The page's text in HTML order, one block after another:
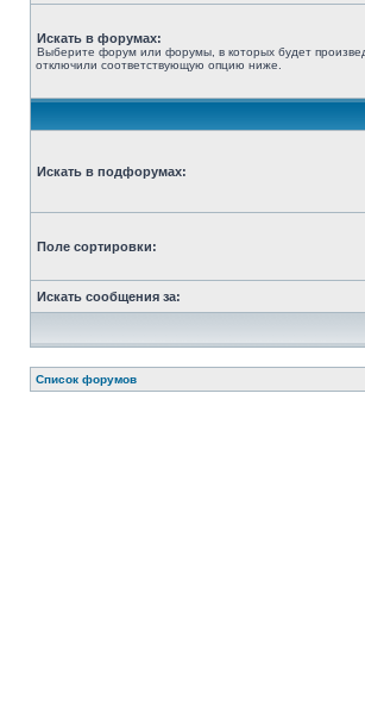
Искать в форумах:
Выберите форум или форумы, в которых будет
отключили соответствующую опцию ниже.
Искать в подфорумах:
Поле сортировки:
Искать сообщения за:
Список форумов